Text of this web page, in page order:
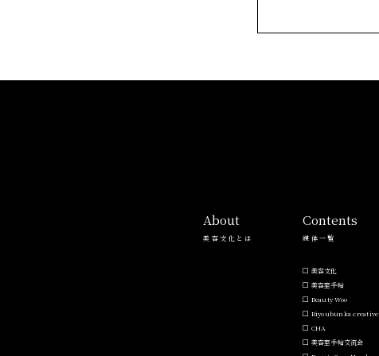
About
美容文化とは
Contents
媒体一覧
美容文化
美容室手帖
Beauty Woo
Biyoubunka creative
CHA
美容室手帖交流会